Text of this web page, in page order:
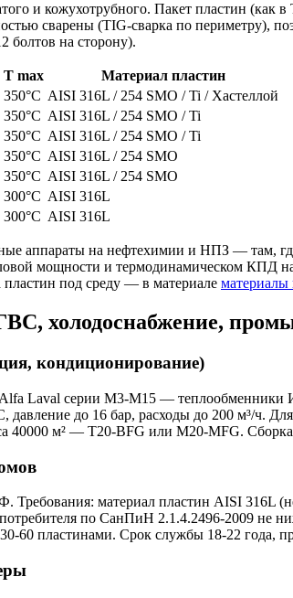
и кожухотрубного. Пакет пластин (как
сварены (TIG-сварка по периметру),
болтов на сторону).
T max
Материал пластин
350°C AISI 316L / 254 SMO / Ti / Хастеллой
350°C AISI 316L / 254 SMO / Ti
350°C AISI 316L / 254 SMO / Ti
350°C AISI 316L / 254 SMO
350°C AISI 316L / 254 SMO
300°C AISI 316L
300°C AISI 316L
аппараты на нефтехимии и НПЗ — там,
мощности и термодинамическом КПД
под среду — в материале материалы
холодоснабжение,
кондиционирование)
Laval серии M3-M15 — теплообменники
давление до 16 бар, расходы до 200 м³/
40000 м² — T20-BFG или M20-MFG.
Требования: материал пластин AISI 316L
по СанПиН 2.1.4.2496-2009 не
60 пластинами. Срок службы 18-22 года,